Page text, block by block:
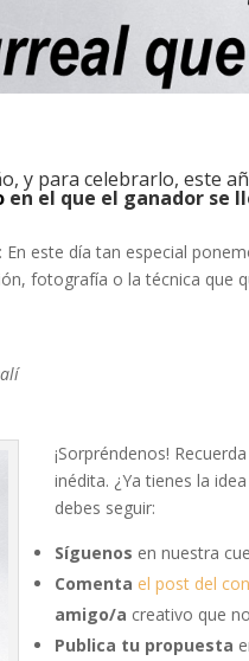
y para celebrarlo, este
en el que el ganador se
este día tan especial
fotografía o la técnica que
¡Sorpréndenos!
inédita. ¿Ya tienes la
debes seguir:
Síguenos en nuestra
Comenta el post del
amigo/a creativo que
Publica tu propuesta